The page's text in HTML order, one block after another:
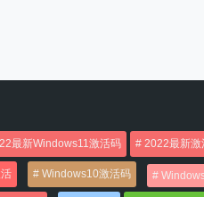
最新Windows11激活码 2022最新激
Windows10激活码